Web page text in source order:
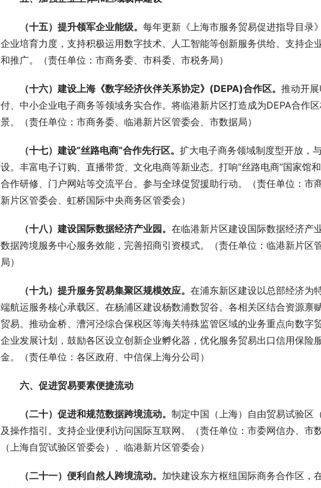
（十五）提升领军企业能级。 每年更新《上海市服务贸易促进指导目录
企业培育力度，支持积极运用数字技术、人工智能等创新服务供给。支持企
和推广。（责任单位：市商务委、市科委、市税务局）
（十六）建设上海《数字经济伙伴关系协定》(DEPA)合作区。 推动开
付、中小企业电子商务等领域务实合作。将临港新片区打造成为DEPA合作
景。（责任单位：市商务委、临港新片区管委会、市数据局）
（十七）建设“丝路电商”合作先行区。 扩大电子商务领域制度型开放，
设。丰富电子订购、直播带货、文化电商等新业态。打响“丝路电商”国家馆
合作研修、门户网站等交流平台。参与全球促贸援助行动。（责任单位：市
新片区管委会、虹桥国际中央商务区管委会）
（十八）建设国际数据经济产业园。 在临港新片区建设国际数据经济产
数据跨境服务中心服务效能，完善招商引资模式。（责任单位：临港新片区
局）
（十九）提升服务贸易集聚区规模效应。 在浦东新区建设以总部经济为
端航运服务核心承载区。在杨浦区建设杨数浦数贸谷。各相关区结合资源禀
贸易。推动金桥、漕河泾综合保税区等海关特殊监管区域的业务重点向数字
企业发展计划，鼓励各区设立创新企业孵化器，优化服务贸易出口信用保险
金。（责任单位：各区政府、中信保上海分公司）
六、促进贸易要素便捷流动
（二十）促进和规范数据跨境流动。 制定中国（上海）自由贸易试验区
及操作指引。支持企业便利访问国际互联网。（责任单位：市委网信办、市
（上海自贸试验区管委会）、临港新片区管委会）
（二十一）便利自然人跨境流动。 加快建设东方枢纽国际商务合作区，